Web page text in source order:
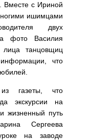
Вместе с Ириной
ишимцами
двух
фото Василия
лица танцовщиц
что
газеты, что
экскурсии на
жизненный путь
Сергеева
на заводе